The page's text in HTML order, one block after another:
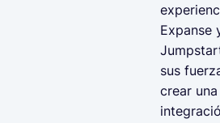
Expanse
sus
crear